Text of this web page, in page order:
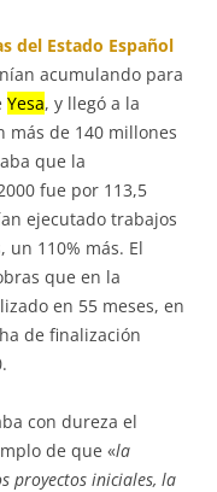
del Estado Español
acumulando para
Yesa, y llegó a la
más de 140 millones
que la
fue por 113,5
ejecutado trabajos
un 110% más. El
que en la
en 55 meses, en
de finalización
con dureza el
de que «la
proyectos iniciales, la